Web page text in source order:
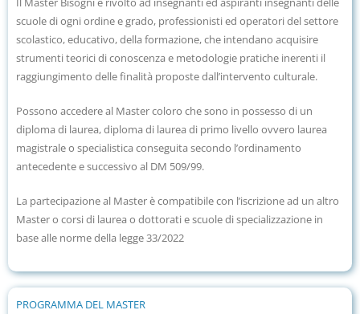
scuole di ogni ordine e grado, professionisti ed operatori del settore
scolastico, educativo, della formazione, che intendano acquisire
strumenti teorici di conoscenza e metodologie pratiche inerenti il
raggiungimento delle finalità proposte dall’intervento culturale.
Possono accedere al Master coloro che sono in possesso di un
diploma di laurea, diploma di laurea di primo livello ovvero laurea
magistrale o specialistica conseguita secondo l’ordinamento
antecedente e successivo al DM 509/99.
La partecipazione al Master è compatibile con l’iscrizione ad un altro
Master o corsi di laurea o dottorati e scuole di specializzazione in
base alle norme della legge 33/2022
PROGRAMMA DEL MASTER